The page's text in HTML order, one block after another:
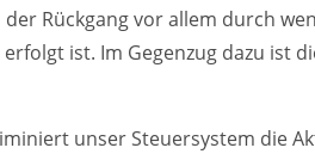
Rückgang vor allem durch
ist. Im Gegenzug dazu ist
unser Steuersystem die